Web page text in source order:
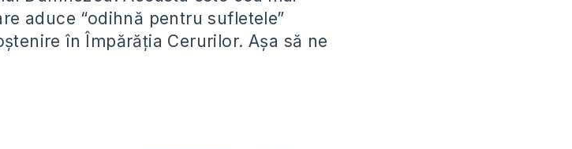
aduce “odihnă pentru sufletele”
în Împărăţia Cerurilor. Aşa să ne